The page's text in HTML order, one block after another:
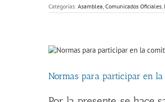
Categorías: Asamblea Comunicados Oficiales
Normas para participar en